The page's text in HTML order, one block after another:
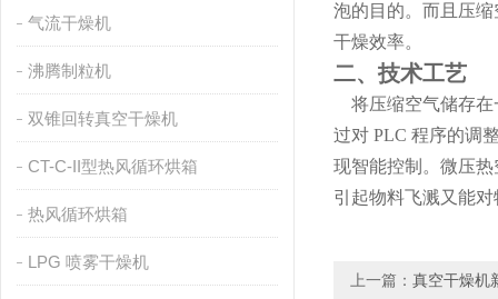
气流干燥机
沸腾制粒机
双锥回转真空干燥机
CT-C-II型热风循环烘箱
热风循环烘箱
LPG 喷雾干燥机
泡的目的。而且压
干燥效率。
二、技术工艺
将压缩空气储存在
过对 PLC 程序的调
现智能控制。微压
引起物料飞溅又能
上一篇： 真空干燥机